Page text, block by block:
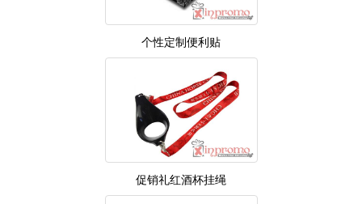
个性定制便利贴
促销礼红酒杯挂绳